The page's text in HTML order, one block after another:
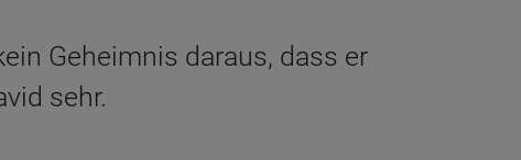
Geheimnis daraus, dass er
sehr.